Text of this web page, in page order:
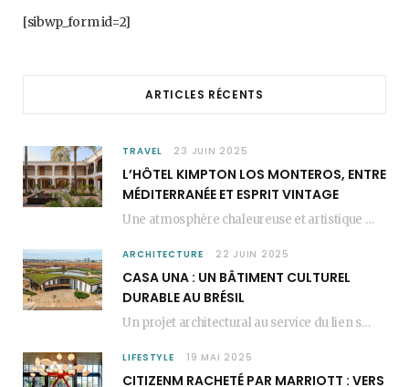
k
a
s
[sibwp_form id=2]
ARTICLES RÉCENTS
TRAVEL 23 JUIN 2025
L’HÔTEL KIMPTON LOS MONTEROS, ENTRE
MÉDITERRANÉE ET ESPRIT VINTAGE
Une atmosphère chaleureuse et artistique L’Hôtel Kimpton Los Monteros, récemment repensé par EL EQUIPO CREATIVO,…
ARCHITECTURE 22 JUIN 2025
CASA UNA : UN BÂTIMENT CULTUREL
DURABLE AU BRÉSIL
Un projet architectural au service du lien social Casa Una est un bâtiment culturel durable…
LIFESTYLE 19 MAI 2025
CITIZENM RACHETÉ PAR MARRIOTT : VERS